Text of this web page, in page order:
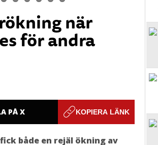
när
för andra
PÅ X KOPIERA LÄNK
både en rejäl ökning av